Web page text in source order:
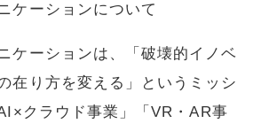
ケーションについて
ケーションは、「破壊的イノベ
在り方を変える」というミッシ
クラウド事業」「VR・AR事